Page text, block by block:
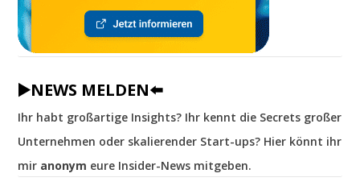
▶️NEWS MELDEN⬅️
Ihr habt großartige Insights? Ihr kennt die Secrets großer
Unternehmen oder skalierender Start-ups? Hier könnt ihr
mir anonym eure Insider-News mitgeben.